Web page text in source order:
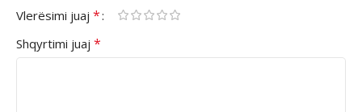
Vlerësimi juaj *
Shqyrtimi juaj *